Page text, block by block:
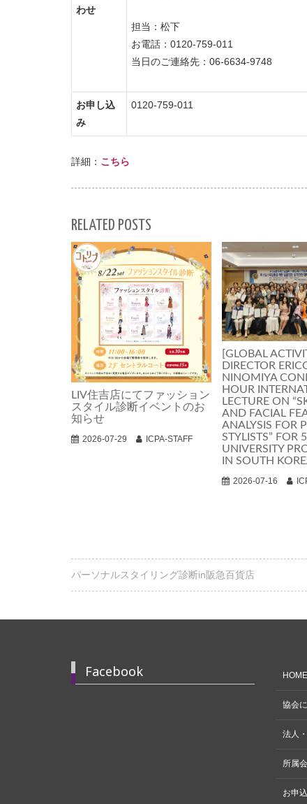
わせ
担当：松下
お電話：0120-759-011
当日のご連絡先：06-6634-9748
お申し込
み
0120-759-011
詳細： こちら
RELATED POSTS
LIV住吉店にてファッション
スタイル診断イベントのお
知らせ
2026-07-29 ICPA-STAFF
[GLOBAL
DIRECTOR
NINOMIYA
HOUR
LECTURE ON
AND FACIAL
ANALYSIS FOR
STYLISTS” FOR
UNIVERSITY
IN SOUTH
2026-07-16
パーソナルスタイリング診断in阪急百貨店
Facebook HOME
協会
法人
所属
お申